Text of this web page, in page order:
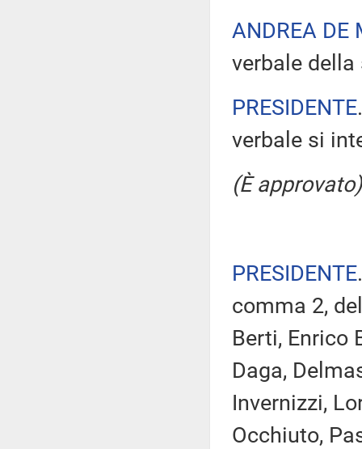
ANDREA DE
verbale
PRESIDENTE
verbale si
(È approvato)
PRESIDENTE
comma 2,
Berti, Enrico
Daga,
Invernizzi,
Occhiuto,